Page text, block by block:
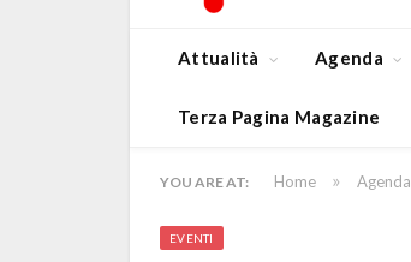
Attualità Agenda
Terza Pagina Magazine
YOU ARE AT: Home » Agenda
EVENTI